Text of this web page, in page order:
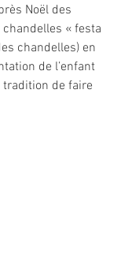
Noël des
« festa
chandelles) en
de l’enfant
tradition de faire